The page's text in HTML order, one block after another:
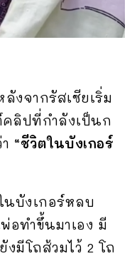
งจากรัสเซียเริ่ม
ลิปที่กำลังเป็นก
“ชีวิตในบังเกอร์
นบังเกอร์หลบ
ทำขึ้นมาเอง มี
มีโถส้วมไว้ 2 โถ